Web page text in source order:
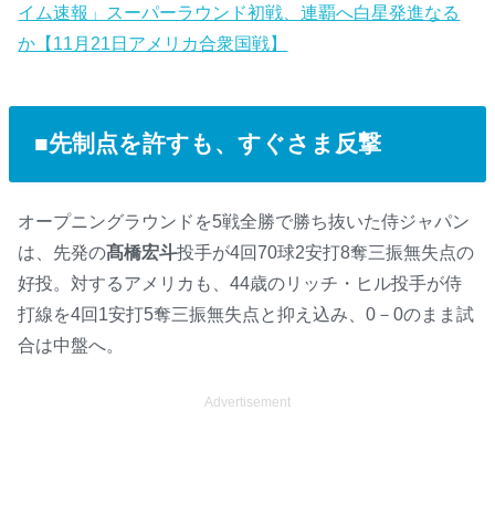
イム速報」スーパーラウンド初戦、連覇へ白星発進なる
か【11月21日アメリカ合衆国戦】
■先制点を許すも、すぐさま反撃
オープニングラウンドを5戦全勝で勝ち抜いた侍ジャパン
は、先発の髙橋宏斗投手が4回70球2安打8奪三振無失点の
好投。対するアメリカも、44歳のリッチ・ヒル投手が侍
打線を4回1安打5奪三振無失点と抑え込み、0－0のまま試
合は中盤へ。
Advertisement